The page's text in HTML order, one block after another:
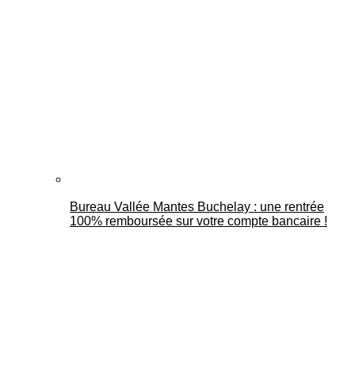
Bureau Vallée Mantes Buchelay : une rentrée
100% remboursée sur votre compte bancaire !